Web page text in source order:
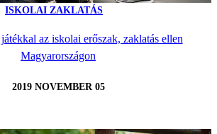
ISKOLAI ZAKLATÁS
az iskolai erőszak, zaklatás ellen
Magyarországon
2019 NOVEMBER 05